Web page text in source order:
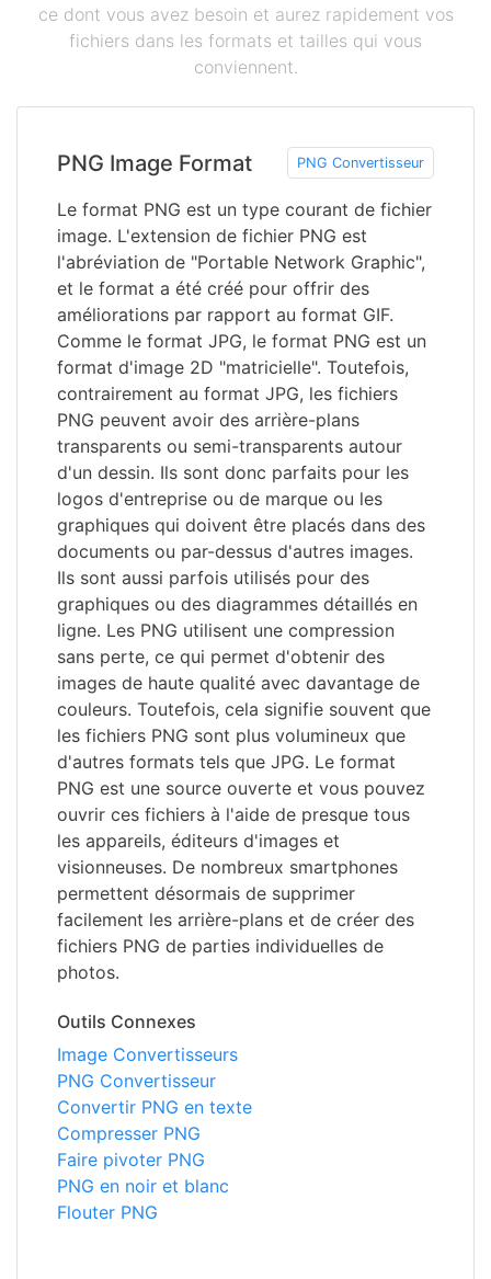
ce dont vous avez besoin et aurez rapidement vos
fichiers dans les formats et tailles qui vous
conviennent.
PNG Image Format PNG Convertisseur
Le format PNG est un type courant de fichier
image. L'extension de fichier PNG est
l'abréviation de "Portable Network Graphic",
et le format a été créé pour offrir des
améliorations par rapport au format GIF.
Comme le format JPG, le format PNG est un
format d'image 2D "matricielle". Toutefois,
contrairement au format JPG, les fichiers
PNG peuvent avoir des arrière-plans
transparents ou semi-transparents autour
d'un dessin. Ils sont donc parfaits pour les
logos d'entreprise ou de marque ou les
graphiques qui doivent être placés dans des
documents ou par-dessus d'autres images.
Ils sont aussi parfois utilisés pour des
graphiques ou des diagrammes détaillés en
ligne. Les PNG utilisent une compression
sans perte, ce qui permet d'obtenir des
images de haute qualité avec davantage de
couleurs. Toutefois, cela signifie souvent que
les fichiers PNG sont plus volumineux que
d'autres formats tels que JPG. Le format
PNG est une source ouverte et vous pouvez
ouvrir ces fichiers à l'aide de presque tous
les appareils, éditeurs d'images et
visionneuses. De nombreux smartphones
permettent désormais de supprimer
facilement les arrière-plans et de créer des
fichiers PNG de parties individuelles de
photos.
Outils Connexes
Image Convertisseurs
PNG Convertisseur
Convertir PNG en texte
Compresser PNG
Faire pivoter PNG
PNG en noir et blanc
Flouter PNG